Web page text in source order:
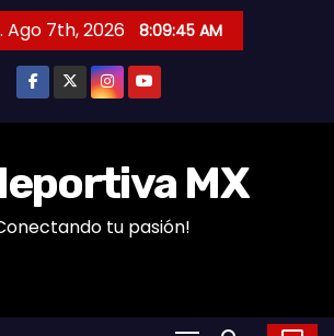
Ago 7th, 2026 8:09:46 AM
MX
tu pasión!